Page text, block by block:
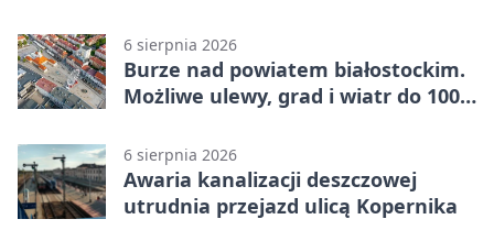
6 sierpnia 2026
Burze nad powiatem białostockim.
Możliwe ulewy, grad i wiatr do 100
6 sierpnia 2026
Awaria kanalizacji deszczowej
utrudnia przejazd ulicą Kopernika